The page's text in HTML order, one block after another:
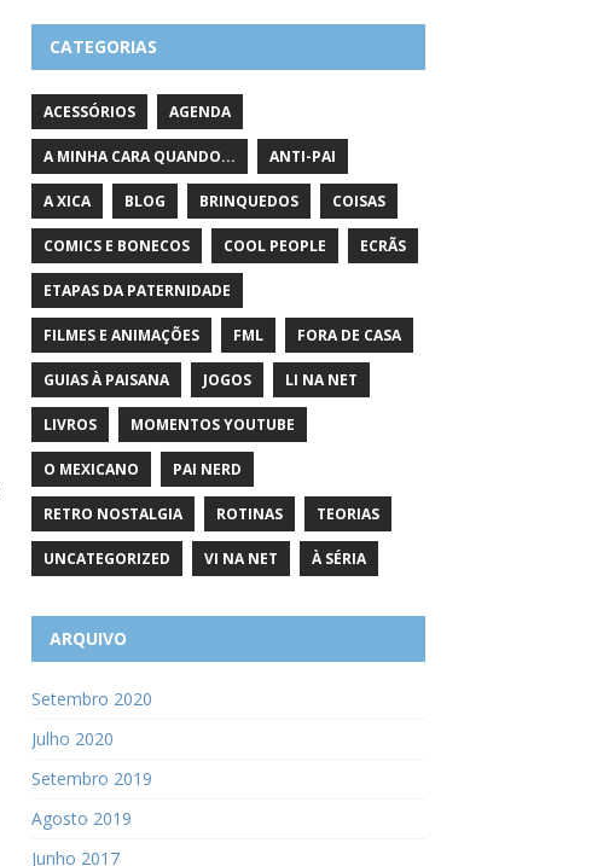
CATEGORIAS
ACESSÓRIOS AGENDA
A MINHA CARA QUANDO... ANTI-PAI
A XICA BLOG BRINQUEDOS COISAS
COMICS E BONECOS COOL PEOPLE ECRÃS
ETAPAS DA PATERNIDADE
FILMES E ANIMAÇÕES FML FORA DE CASA
GUIAS À PAISANA JOGOS LI NA NET
LIVROS MOMENTOS YOUTUBE
O MEXICANO PAI NERD
RETRO NOSTALGIA ROTINAS TEORIAS
UNCATEGORIZED VI NA NET À SÉRIA
ARQUIVO
Setembro 2020
Julho 2020
Setembro 2019
Agosto 2019
Junho 2017